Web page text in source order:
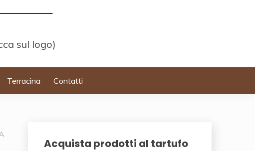
sul logo)
Terracina Contatti
Acquista prodotti al tartufo